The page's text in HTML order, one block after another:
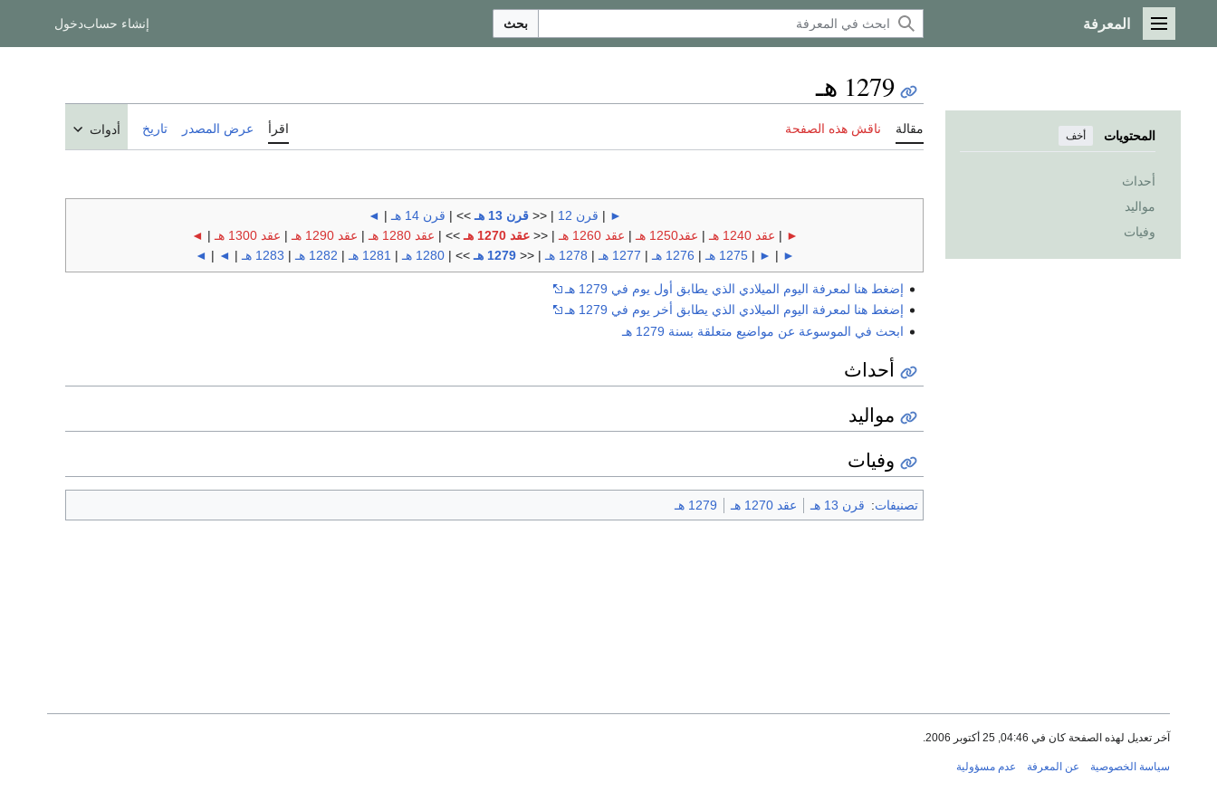
القائمة الرئيسية
المعرفة بحث إنشاء حسابدخول
المحتويات أخف
أحداث
مواليد
وفيات
1279 هـ
مقالة ناقش هذه الصفحة اقرأ عرض المصدر تاريخ أدوات
►
| قرن 12 | <<قرن 13 هـ >> | قرن 14 هـ |
◄
►
| عقد 1240 هـ | عقد1250 هـ | عقد 1260 هـ | <<عقد 1270 هـ >> | عقد 1280 هـ | عقد 1290 هـ | عقد 1300 هـ |
◄
►
|
►
|1275 هـ | 1276 هـ | 1277 هـ | 1278 هـ | <<1279 هـ >> |1280 هـ | 1281 هـ | 1282 هـ | 1283 هـ |
◄
|
◄
إضغط هنا لمعرفة اليوم الميلادي الذي يطابق أول يوم في 1279 هـ
إضغط هنا لمعرفة اليوم الميلادي الذي يطابق أخر يوم في 1279 هـ
ابحث في الموسوعة عن مواضيع متعلقة بسنة 1279 هـ
أحداث
مواليد
وفيات
تصنيفات: قرن 13 هـ عقد 1270 هـ 1279 هـ
آخر تعديل لهذه الصفحة كان في 04:46, 25 أكتوبر 2006.
سياسة الخصوصية عن المعرفة عدم مسؤولية